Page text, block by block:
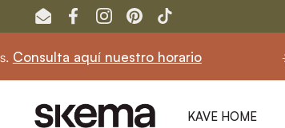
Ir al contenido
EmailFacebookInstagram
PinterestTikTok
aquí nuestro horario ☀️ En
KAVE HOME